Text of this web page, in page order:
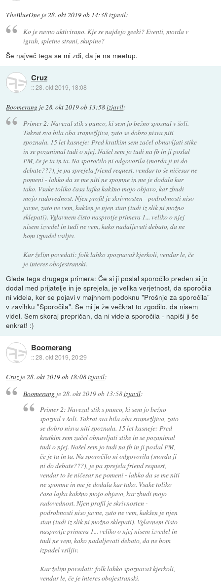
TheBlueOne je28. okt 2019 ob 14:38izjavil:
Ko je ravno aktivirano. Kje se najdejo geeki? Eventi, morda v
igrah, spletne strani, skupine?
Še največ tega se mi zdi, da je na meetup.
Cruz
::28. okt 2019, 18:08
Boomerang je 28. okt 2019 ob 13:58izjavil:
Primer 2: Navezal stik s punco, ki sem jo bežno spoznal v šoli.
Takrat sva bila oba sramežljiva, zato se dobro nisva niti
spoznala. 15 let kasneje: Pred kratkim sem začel obnavljati stike
in se pozanimal tudi o njej. Našel sem jo tudi na fb in ji poslal
PM, če je ta in ta. Na sporočilo ni odgovorila (morda ji ni do
debate???), je pa sprejela friend request, vendar to še ničesar ne
pomeni - lahko da se me niti ne spomne in me je dodala kar
tako. Vsake toliko časa lajka kakšno mojo objavo, kar zbudi
mojo radovednost. Njen profil je skrivnosten - podrobnosti niso
javne, zato ne vem, kakšen je njen stan (tudi iz slik ni možno
sklepati). Vglavnem čisto nasprotje primera 1... veliko o njej
nisem izvedel in tudi ne vem, kako nadaljevati debato, da ne
bom izpadel vsiljiv.
Kar želim povedati: folk lahko spoznavaš kjerkoli, vendar le, če
je interes obojestranski.
Glede tega drugega primera: Če si ji poslal sporočilo preden si jo
dodal med prijatelje in je sprejela, je velika verjetnost, da sporočila
ni videla, ker se pojavi v majhnem podoknu "Prošnje za sporočila"
v zavihku "Sporočila". Se mi je že večkrat to zgodilo, da nisem
videl. Sem skoraj prepričan, da ni videla sporočila - napiši ji še
enkrat! :)
Boomerang
::28. okt 2019, 20:29
Cruz je28. okt 2019 ob 18:08izjavil:
Boomerangje 28. okt 2019 ob 13:58izjavil:
Primer 2: Navezal stik s punco, ki sem jo bežno
spoznal v šoli. Takrat sva bila oba sramežljiva, zato
se dobro nisva niti spoznala. 15 let kasneje: Pred
kratkim sem začel obnavljati stike in se pozanimal
tudi o njej. Našel sem jo tudi na fb in ji poslal PM,
če je ta in ta. Na sporočilo ni odgovorila (morda ji
ni do debate???), je pa sprejela friend request,
vendar to še ničesar ne pomeni - lahko da se me niti
ne spomne in me je dodala kar tako. Vsake toliko
časa lajka kakšno mojo objavo, kar zbudi mojo
radovednost. Njen profil je skrivnosten -
podrobnosti niso javne, zato ne vem, kakšen je njen
stan (tudi iz slik ni možno sklepati). Vglavnem čisto
nasprotje primera 1... veliko o njej nisem izvedel in
tudi ne vem, kako nadaljevati debato, da ne bom
izpadel vsiljiv.
Kar želim povedati: folk lahko spoznavaš kjerkoli,
vendar le, če je interes obojestranski.